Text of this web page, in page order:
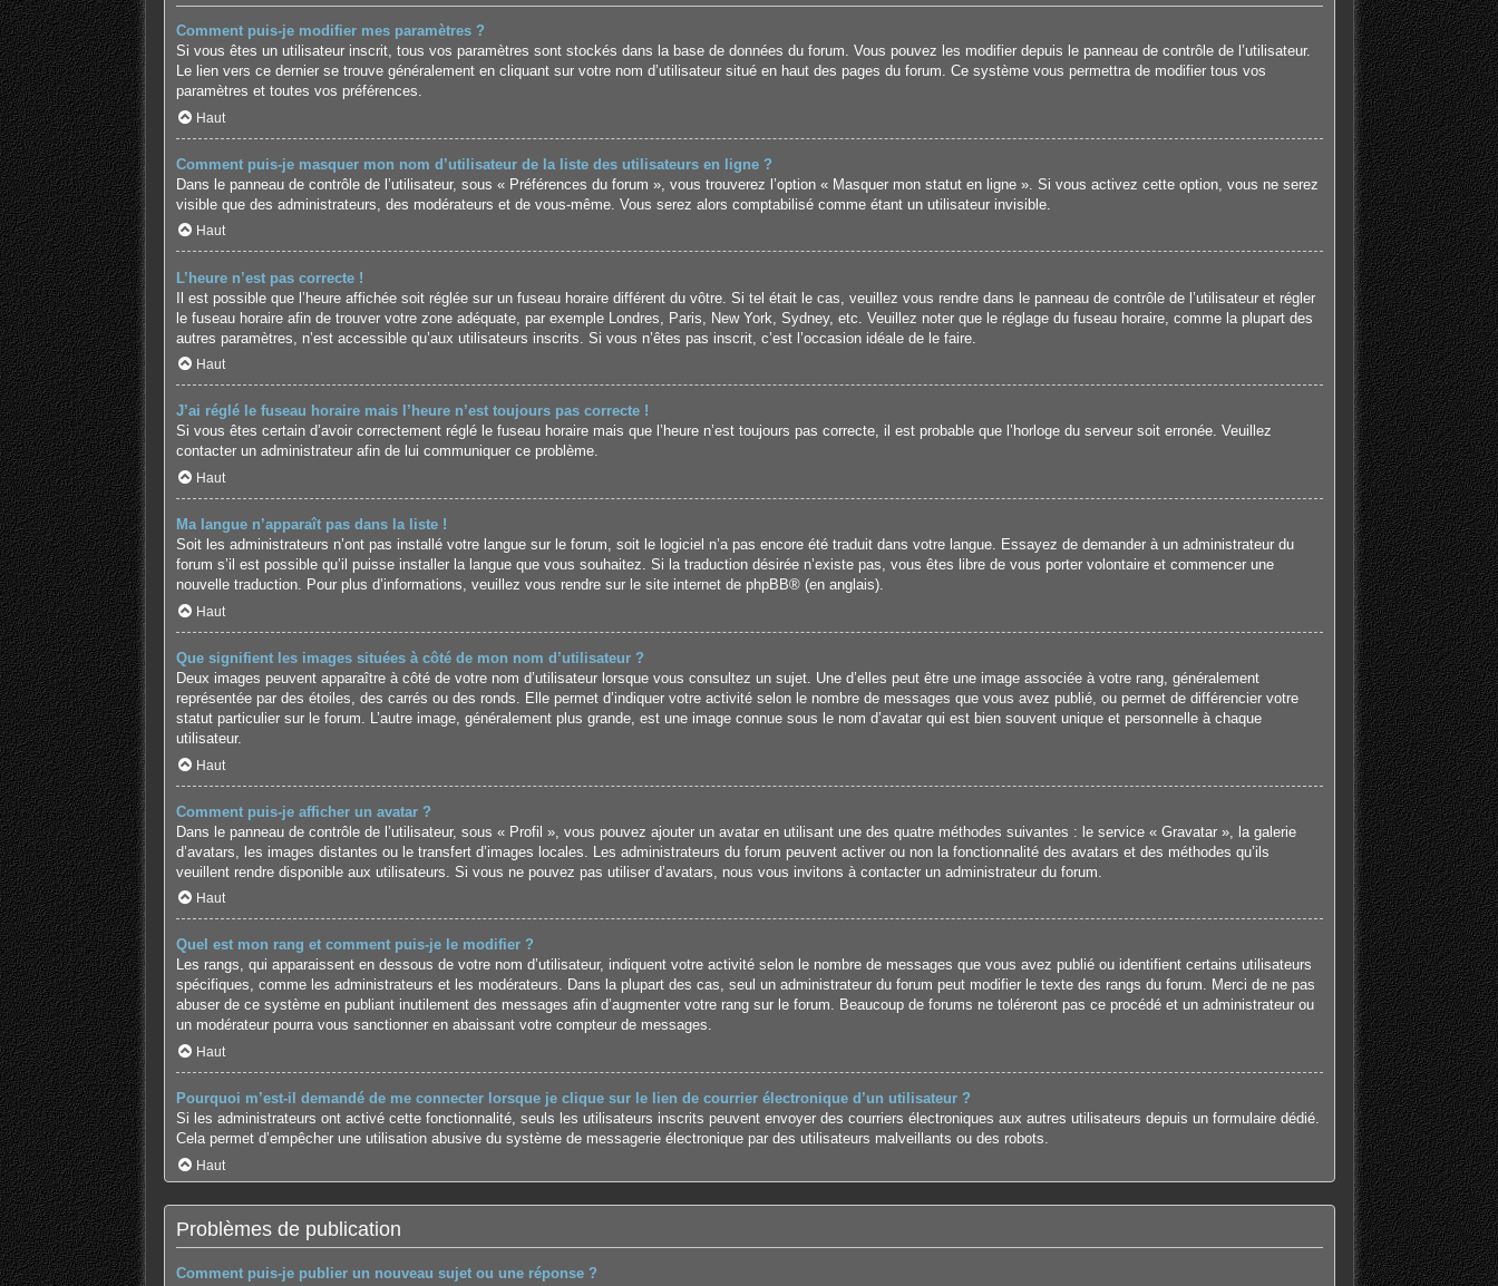
Comment puis-je modifier mes paramètres ?
Si vous êtes un utilisateur inscrit, tous vos paramètres sont stockés dans la base de données du forum. Vous pouvez les modifier depuis le panneau de contrôle de l’utilisateur.
Le lien vers ce dernier se trouve généralement en cliquant sur votre nom d’utilisateur situé en haut des pages du forum. Ce système vous permettra de modifier tous vos
paramètres et toutes vos préférences.
Haut
Comment puis-je masquer mon nom d’utilisateur de la liste des utilisateurs en ligne ?
Dans le panneau de contrôle de l’utilisateur, sous « Préférences du forum », vous trouverez l’option « Masquer mon statut en ligne ». Si vous activez cette option, vous ne serez
visible que des administrateurs, des modérateurs et de vous-même. Vous serez alors comptabilisé comme étant un utilisateur invisible.
Haut
L’heure n’est pas correcte !
Il est possible que l’heure affichée soit réglée sur un fuseau horaire différent du vôtre. Si tel était le cas, veuillez vous rendre dans le panneau de contrôle de l’utilisateur et régler
le fuseau horaire afin de trouver votre zone adéquate, par exemple Londres, Paris, New York, Sydney, etc. Veuillez noter que le réglage du fuseau horaire, comme la plupart des
autres paramètres, n’est accessible qu’aux utilisateurs inscrits. Si vous n’êtes pas inscrit, c’est l’occasion idéale de le faire.
Haut
J’ai réglé le fuseau horaire mais l’heure n’est toujours pas correcte !
Si vous êtes certain d’avoir correctement réglé le fuseau horaire mais que l’heure n’est toujours pas correcte, il est probable que l’horloge du serveur soit erronée. Veuillez
contacter un administrateur afin de lui communiquer ce problème.
Haut
Ma langue n’apparaît pas dans la liste !
Soit les administrateurs n’ont pas installé votre langue sur le forum, soit le logiciel n’a pas encore été traduit dans votre langue. Essayez de demander à un administrateur du
forum s’il est possible qu’il puisse installer la langue que vous souhaitez. Si la traduction désirée n’existe pas, vous êtes libre de vous porter volontaire et commencer une
nouvelle traduction. Pour plus d’informations, veuillez vous rendre sur le site internet de phpBB® (en anglais).
Haut
Que signifient les images situées à côté de mon nom d’utilisateur ?
Deux images peuvent apparaître à côté de votre nom d’utilisateur lorsque vous consultez un sujet. Une d’elles peut être une image associée à votre rang, généralement
représentée par des étoiles, des carrés ou des ronds. Elle permet d’indiquer votre activité selon le nombre de messages que vous avez publié, ou permet de différencier votre
statut particulier sur le forum. L’autre image, généralement plus grande, est une image connue sous le nom d’avatar qui est bien souvent unique et personnelle à chaque
utilisateur.
Haut
Comment puis-je afficher un avatar ?
Dans le panneau de contrôle de l’utilisateur, sous « Profil », vous pouvez ajouter un avatar en utilisant une des quatre méthodes suivantes : le service « Gravatar », la galerie
d’avatars, les images distantes ou le transfert d’images locales. Les administrateurs du forum peuvent activer ou non la fonctionnalité des avatars et des méthodes qu’ils
veuillent rendre disponible aux utilisateurs. Si vous ne pouvez pas utiliser d’avatars, nous vous invitons à contacter un administrateur du forum.
Haut
Quel est mon rang et comment puis-je le modifier ?
Les rangs, qui apparaissent en dessous de votre nom d’utilisateur, indiquent votre activité selon le nombre de messages que vous avez publié ou identifient certains utilisateurs
spécifiques, comme les administrateurs et les modérateurs. Dans la plupart des cas, seul un administrateur du forum peut modifier le texte des rangs du forum. Merci de ne pas
abuser de ce système en publiant inutilement des messages afin d’augmenter votre rang sur le forum. Beaucoup de forums ne toléreront pas ce procédé et un administrateur ou
un modérateur pourra vous sanctionner en abaissant votre compteur de messages.
Haut
Pourquoi m’est-il demandé de me connecter lorsque je clique sur le lien de courrier électronique d’un utilisateur ?
Si les administrateurs ont activé cette fonctionnalité, seuls les utilisateurs inscrits peuvent envoyer des courriers électroniques aux autres utilisateurs depuis un formulaire dédié.
Cela permet d’empêcher une utilisation abusive du système de messagerie électronique par des utilisateurs malveillants ou des robots.
Haut
Problèmes de publication
Comment puis-je publier un nouveau sujet ou une réponse ?